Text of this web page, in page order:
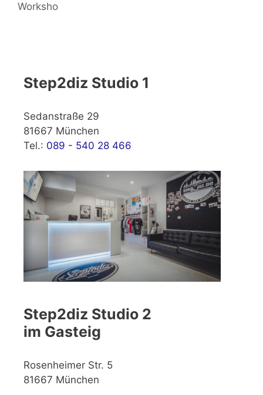
Worksho
Step2diz Studio 1
Sedanstraße 29
81667 München
Tel.: 089 - 540 28 466
Step2diz Studio 2
im Gasteig
Rosenheimer Str. 5
81667 München